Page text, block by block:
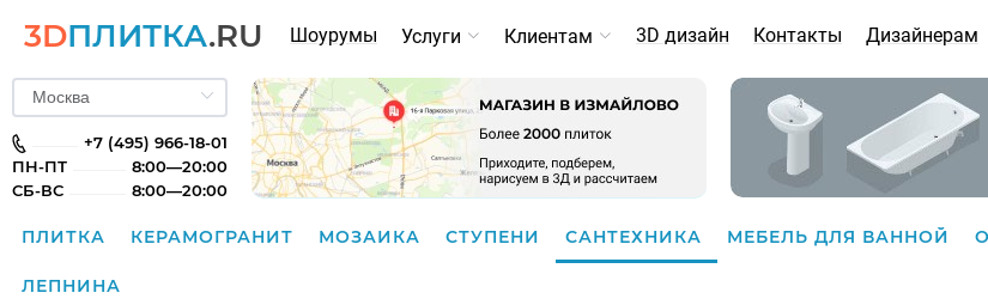
3DПЛИТКА.RU Шоурумы Услуги Клиентам 3D дизайн Контакты Дизайнерам
+7 (495) 966-18-01
ПН-ПТ
8:00—20:00
СБ-ВС
8:00—20:00
ПЛИТКА КЕРАМОГРАНИТ МОЗАИКА СТУПЕНИ САНТЕХНИКА МЕБЕЛЬ ДЛЯ ВАННОЙ
ЛЕПНИНА